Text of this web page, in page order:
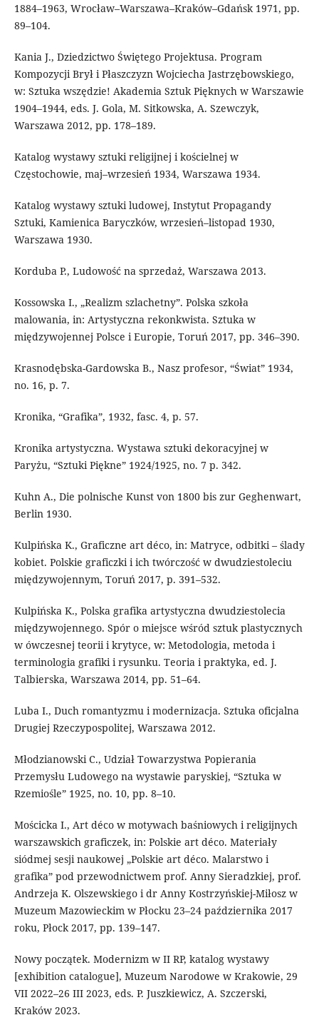
1884–1963, Wrocław–Warszawa–Kraków–Gdańsk 1971, pp.
89–104.
Kania J., Dziedzictwo Świętego Projektusa. Program
Kompozycji Brył i Płaszczyzn Wojciecha Jastrzębowskiego,
w: Sztuka wszędzie! Akademia Sztuk Pięknych w Warszawie
1904–1944, eds. J. Gola, M. Sitkowska, A. Szewczyk,
Warszawa 2012, pp. 178–189.
Katalog wystawy sztuki religijnej i kościelnej w
Częstochowie, maj–wrzesień 1934, Warszawa 1934.
Katalog wystawy sztuki ludowej, Instytut Propagandy
Sztuki, Kamienica Baryczków, wrzesień–listopad 1930,
Warszawa 1930.
Korduba P., Ludowość na sprzedaż, Warszawa 2013.
Kossowska I., „Realizm szlachetny”. Polska szkoła
malowania, in: Artystyczna rekonkwista. Sztuka w
międzywojennej Polsce i Europie, Toruń 2017, pp. 346–390.
Krasnodębska-Gardowska B., Nasz profesor, “Świat” 1934,
no. 16, p. 7.
Kronika, “Grafika”, 1932, fasc. 4, p. 57.
Kronika artystyczna. Wystawa sztuki dekoracyjnej w
Paryżu, “Sztuki Piękne” 1924/1925, no. 7 p. 342.
Kuhn A., Die polnische Kunst von 1800 bis zur Geghenwart,
Berlin 1930.
Kulpińska K., Graficzne art déco, in: Matryce, odbitki – ślady
kobiet. Polskie graficzki i ich twórczość w dwudziestoleciu
międzywojennym, Toruń 2017, p. 391–532.
Kulpińska K., Polska grafika artystyczna dwudziestolecia
międzywojennego. Spór o miejsce wśród sztuk plastycznych
w ówczesnej teorii i krytyce, w: Metodologia, metoda i
terminologia grafiki i rysunku. Teoria i praktyka, ed. J.
Talbierska, Warszawa 2014, pp. 51–64.
Luba I., Duch romantyzmu i modernizacja. Sztuka oficjalna
Drugiej Rzeczypospolitej, Warszawa 2012.
Młodzianowski C., Udział Towarzystwa Popierania
Przemysłu Ludowego na wystawie paryskiej, “Sztuka w
Rzemiośle” 1925, no. 10, pp. 8–10.
Mościcka I., Art déco w motywach baśniowych i religijnych
warszawskich graficzek, in: Polskie art déco. Materiały
siódmej sesji naukowej „Polskie art déco. Malarstwo i
grafika” pod przewodnictwem prof. Anny Sieradzkiej, prof.
Andrzeja K. Olszewskiego i dr Anny Kostrzyńskiej-Miłosz w
Muzeum Mazowieckim w Płocku 23–24 października 2017
roku, Płock 2017, pp. 139–147.
Nowy początek. Modernizm w II RP, katalog wystawy
[exhibition catalogue], Muzeum Narodowe w Krakowie, 29
VII 2022–26 III 2023, eds. P. Juszkiewicz, A. Szczerski,
Kraków 2023.